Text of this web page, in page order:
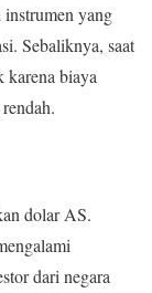
yang
Sebaliknya, saat
karena biaya
dolar AS.
dari negara